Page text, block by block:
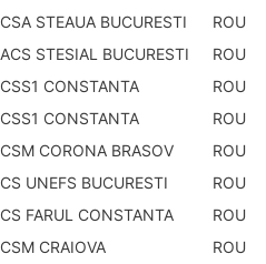
CSA STEAUA BUCURESTI
ROU
ACS STESIAL BUCURESTI
ROU
CSS1 CONSTANTA
ROU
CSS1 CONSTANTA
ROU
CSM CORONA BRASOV
ROU
CS UNEFS BUCURESTI
ROU
CS FARUL CONSTANTA
ROU
CSM CRAIOVA
ROU